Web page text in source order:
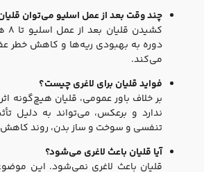
چند وقت بعد از عمل اسلیو می‌توان قلیان
کشیدن
دوره به بهبودی ریه‌ها و کاهش خطر
می‌کند.
فواید قلیان برای لاغری چیست؟
بر خلاف باور عمومی، قلیان هیچ‌گونه
ندارد و برعکس، می‌تواند به دلیل
تنفسی و سوخت و ساز بدن، روند کاهش
آیا قلیان باعث لاغری می‌شود؟
قلیان باعث لاغری نمی‌شود. این